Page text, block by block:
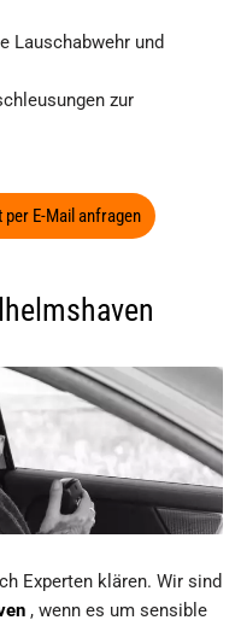
Lauschabwehr und
zur
E-Mail anfragen
Experten klären. Wir sind
, wenn es um sensible